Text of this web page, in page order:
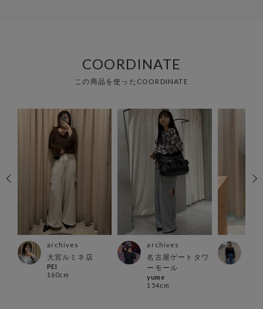
COORDINATE
この商品を使ったCOORDINATE
archives
大宮ルミネ店
PEI
160cm
archives
名古屋ゲートタワ
ーモール
yume
154cm